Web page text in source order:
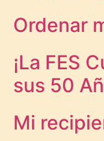
Ordenar
¡La FES
sus 50
Mi